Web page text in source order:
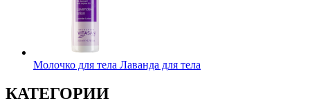
Молочко для тела Лаванда для тела
КАТЕГОРИИ